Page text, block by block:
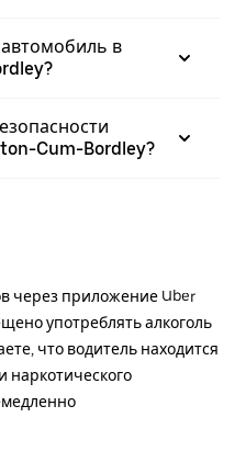
в
Cum-Bordley?
через приложение Uber
употреблять алкоголь
что водитель находится
наркотического